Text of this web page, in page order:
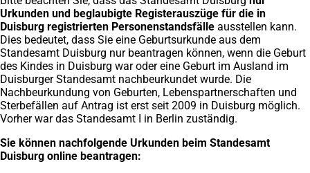
Urkunden und beglaubigte Registerauszüge für die in
Duisburg registrierten Personenstandsfälle ausstellen kann.
Dies bedeutet, dass Sie eine Geburtsurkunde aus dem
Standesamt Duisburg nur beantragen können, wenn die Geburt
des Kindes in Duisburg war oder eine Geburt im Ausland im
Duisburger Standesamt nachbeurkundet wurde. Die
Nachbeurkundung von Geburten, Lebenspartnerschaften und
Sterbefällen auf Antrag ist erst seit 2009 in Duisburg möglich.
Vorher war das Standesamt I in Berlin zuständig.
Sie können nachfolgende Urkunden beim Standesamt
Duisburg online beantragen: